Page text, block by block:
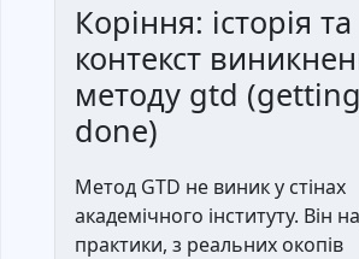
Коріння: історія та
контекст
методу gtd
done)
Метод GTD не виник у стінах
академічного інституту. Він
практики, з реальних окопів